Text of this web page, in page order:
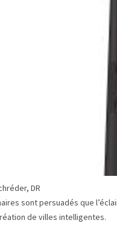
DR
sont persuadés que
de villes intelligentes.